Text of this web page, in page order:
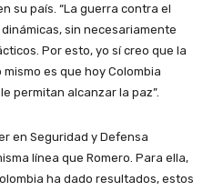
su país. “La guerra contra el
sin necesariamente
Por esto, yo sí creo que la
es que hoy Colombia
permitan alcanzar la paz”.
en Seguridad y Defensa
línea que Romero. Para ella,
ha dado resultados, estos